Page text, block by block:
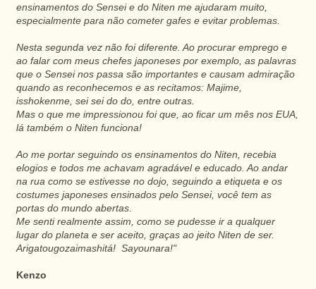
ensinamentos do Sensei e do Niten me ajudaram muito,
especialmente para não cometer gafes e evitar problemas.
Nesta segunda vez não foi diferente. Ao procurar emprego e
ao falar com meus chefes japoneses por exemplo, as palavras
que o Sensei nos passa são importantes e causam admiração
quando as reconhecemos e as recitamos: Majime,
isshokenme, sei sei do do, entre outras.
Mas o que me impressionou foi que, ao ficar um mês nos EUA,
lá também o Niten funciona!
Ao me portar seguindo os ensinamentos do Niten, recebia
elogios e todos me achavam agradável e educado. Ao andar
na rua como se estivesse no dojo, seguindo a etiqueta e os
costumes japoneses ensinados pelo Sensei, você tem as
portas do mundo abertas.
Me senti realmente assim, como se pudesse ir a qualquer
lugar do planeta e ser aceito, graças ao jeito Niten de ser.
Arigatougozaimashitá! Sayounara!"
Kenzo